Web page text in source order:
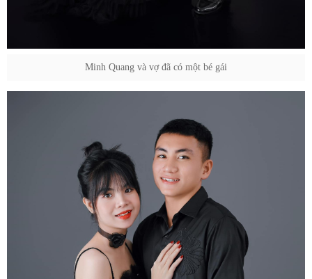
Minh Quang và vợ đã có một bé gái